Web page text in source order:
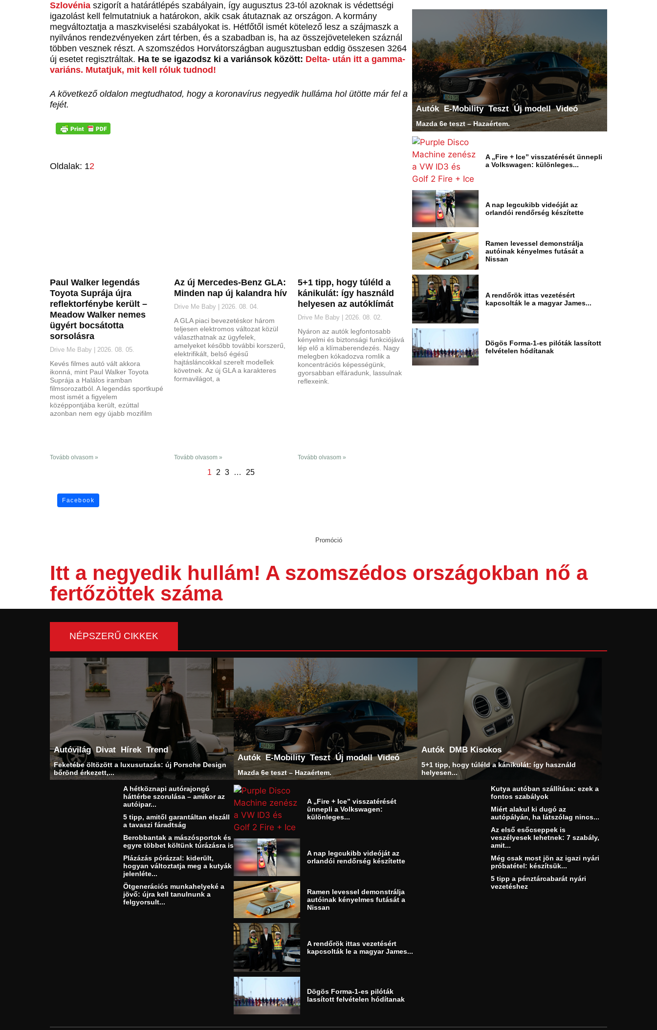
Szlovénia szigorít a határátlépés szabályain, így augusztus 23-tól azoknak is védettségi
igazolást kell felmutatniuk a határokon, akik csak átutaznak az országon. A kormány
megváltoztatja a maszkviselési szabályokat is. Hétfőtől ismét kötelező lesz a szájmaszk a
nyilvános rendezvényeken zárt térben, és a szabadban is, ha az összejöveteleken száznál
többen vesznek részt. A szomszédos Horvátországban augusztusban eddig összesen 3264
új esetet regisztráltak. Ha te se igazodsz ki a variánsok között: Delta- után itt a gamma-
variáns. Mutatjuk, mit kell róluk tudnod!
A következő oldalon megtudhatod, hogy a koronavírus negyedik hulláma hol ütötte már fel a
fejét.
Oldalak: 12
Paul Walker legendás
Toyota Suprája újra
reflektorfénybe került –
Meadow Walker nemes
ügyért bocsátotta
sorsolásra
Drive Me Baby 2026. 08. 05.
Kevés filmes autó vált akkora
ikonná, mint Paul Walker Toyota
Suprája a Halálos iramban
filmsorozatból. A legendás sportkupé
most ismét a figyelem
középpontjába került, ezúttal
azonban nem egy újabb mozifilm
Tovább olvasom »
Az új Mercedes-Benz GLA:
Minden nap új kalandra hív
Drive Me Baby 2026. 08. 04.
A GLA piaci bevezetéskor három
teljesen elektromos változat közül
választhatnak az ügyfelek,
amelyeket később további korszerű,
elektrifikált, belső égésű
hajtásláncokkal szerelt modellek
követnek. Az új GLA a karakteres
formavilágot, a
Tovább olvasom »
5+1 tipp, hogy túléld a
kánikulát: így használd
helyesen az autóklímát
Drive Me Baby 2026. 08. 02.
Nyáron az autók legfontosabb
kényelmi és biztonsági funkciójává
lép elő a klímaberendezés. Nagy
melegben kókadozva romlik a
koncentrációs képességünk,
gyorsabban elfáradunk, lassulnak
reflexeink.
Tovább olvasom »
1 2 3 … 25
Autók E-Mobility Teszt Új modell Videó
Mazda 6e teszt – Hazaértem.
A „Fire + Ice” visszatérését ünnepli
a Volkswagen: különleges...
A nap legcukibb videóját az
orlandói rendőrség készítette
Ramen levessel demonstrálja
autóinak kényelmes futását a
Nissan
A rendőrök ittas vezetésért
kapcsolták le a magyar James...
Dögös Forma-1-es pilóták lassított
felvételen hódítanak
Facebook
Promóció
Itt a negyedik hullám! A szomszédos országokban nő a
fertőzöttek száma
NÉPSZERŰ CIKKEK
Autóvilág Divat Hírek Trend
Feketébe öltözött a luxusutazás: új Porsche Design
bőrönd érkezett,...
A hétköznapi autórajongó
háttérbe szorulása – amikor az
autóipar...
5 tipp, amitől garantáltan elszáll
a tavaszi fáradtság
Berobbantak a mászósportok és
egyre többet költünk túrázásra is
Plázázás pórázzal: kiderült,
hogyan változtatja meg a kutyák
jelenléte...
Ötgenerációs munkahelyeké a
jövő: újra kell tanulnunk a
felgyorsult...
Autók E-Mobility Teszt Új modell Videó
Mazda 6e teszt – Hazaértem.
A „Fire + Ice” visszatérését
ünnepli a Volkswagen:
különleges...
A nap legcukibb videóját az
orlandói rendőrség készítette
Ramen levessel demonstrálja
autóinak kényelmes futását a
Nissan
A rendőrök ittas vezetésért
kapcsolták le a magyar James...
Dögös Forma-1-es pilóták
lassított felvételen hódítanak
Autók DMB Kisokos
5+1 tipp, hogy túléld a kánikulát: így használd
helyesen...
Kutya autóban szállítása: ezek a
fontos szabályok
Miért alakul ki dugó az
autópályán, ha látszólag nincs...
Az első esőcseppek is
veszélyesek lehetnek: 7 szabály,
amit...
Még csak most jön az igazi nyári
próbatétel: készítsük...
5 tipp a pénztárcabarát nyári
vezetéshez